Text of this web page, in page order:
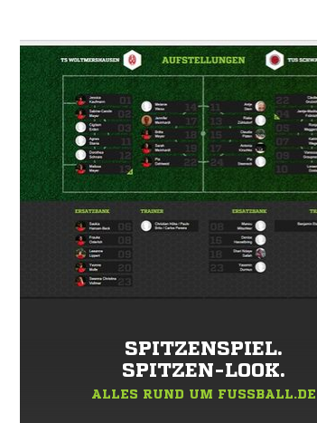
SPITZENSPIEL.
SPITZEN-LOOK.
ALLES RUND UM FUSSBALL.DE